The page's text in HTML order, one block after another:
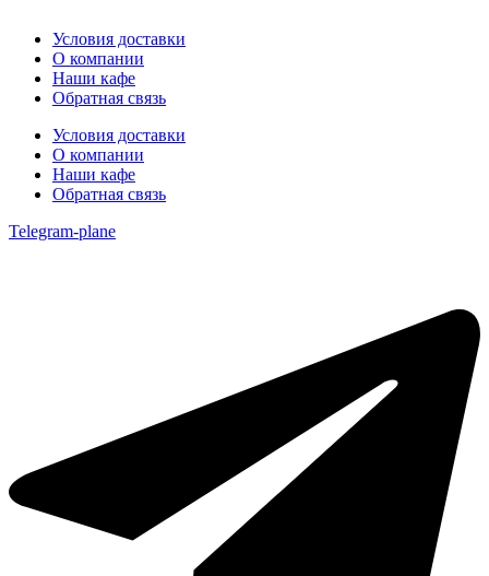
Условия доставки
О компании
Наши кафе
Обратная связь
Условия доставки
О компании
Наши кафе
Обратная связь
Telegram-plane